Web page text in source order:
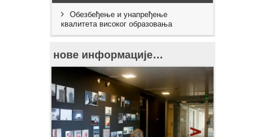
Обезбеђење и унапређење
квалитета високог образовања
нове информације…